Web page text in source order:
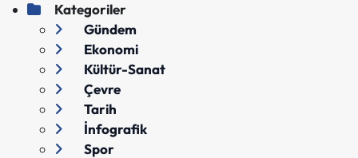
Kategoriler
Gündem
Ekonomi
Kültür-Sanat
Çevre
Tarih
İnfografik
Spor